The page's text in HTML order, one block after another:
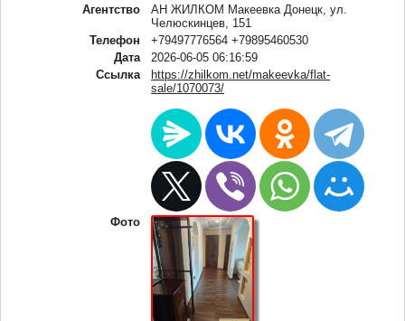
Агентство
АН ЖИЛКОМ Макеевка Донецк, ул.
Челюскинцев, 151
Телефон
+79497776564 +79895460530
Дата
2026-06-05 06:16:59
Ссылка
https://zhilkom.net/makeevka/flat-
sale/1070073/
Фото